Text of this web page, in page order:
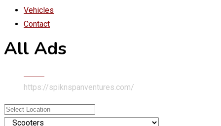
Vehicles
Contact
All Ads
https://spiknspanventures.com/